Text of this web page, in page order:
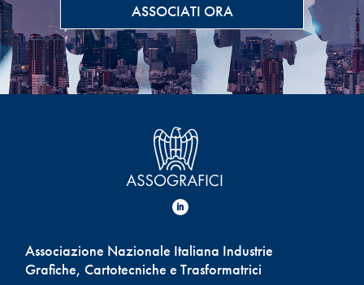
ASSOCIATI ORA
Associazione Nazionale Italiana Industrie
Grafiche, Cartotecniche e Trasformatrici